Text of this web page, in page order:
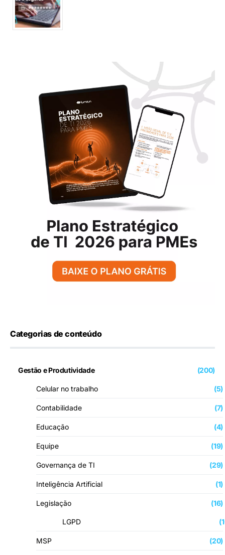
Categorias de conteúdo
Gestão e Produtividade (200)
Celular no trabalho (5)
Contabilidade (7)
Educação (4)
Equipe (19)
Governança de TI (29)
Inteligência Artificial (1)
Legislação (16)
LGPD
MSP (20)